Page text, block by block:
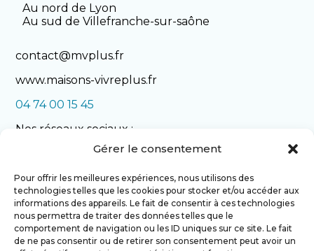
Gérer le consentement
Pour offrir les meilleures expériences, nous utilisons des
technologies telles que les cookies pour stocker et/ou accéder aux
informations des appareils. Le fait de consentir à ces technologies
nous permettra de traiter des données telles que le
comportement de navigation ou les ID uniques sur ce site. Le fait
de ne pas consentir ou de retirer son consentement peut avoir un
Au nord de Lyon
Au sud de Villefranche-sur-saône
contact@mvplus.fr
www.maisons-vivreplus.fr
04 74 00 15 45
Nos réseaux sociaux :